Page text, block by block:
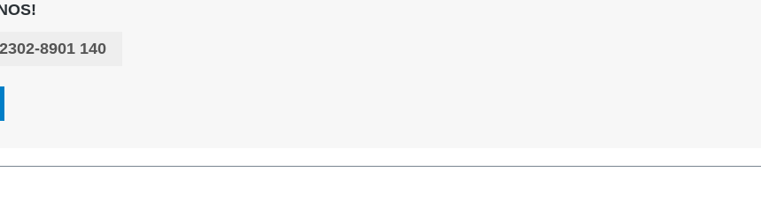
8901 140